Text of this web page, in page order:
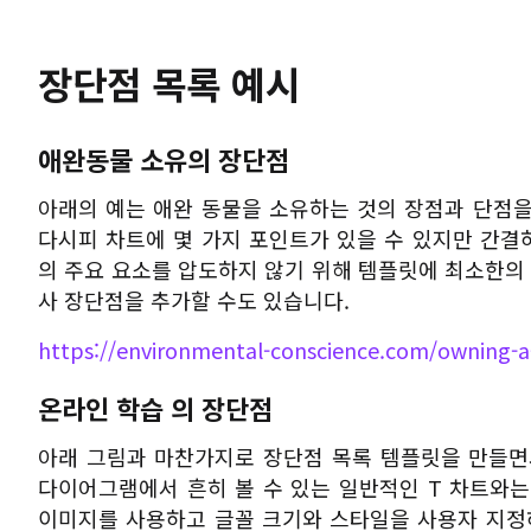
장단점 목록 예시
애완동물 소유의 장단점
아래의 예는 애완 동물을 소유하는 것의 장점과 단점
다시피 차트에 몇 가지 포인트가 있을 수 있지만 간
의 주요 요소를 압도하지 않기 위해 템플릿에 최소한
사 장단점을 추가할 수도 있습니다.
https://environmental-conscience.com/owning-
온라인 학습 의 장단점
아래 그림과 마찬가지로 장단점 목록 템플릿을 만들
다이어그램에서 흔히 볼 수 있는 일반적인 T 차트와
이미지를 사용하고 글꼴 크기와 스타일을 사용자 지